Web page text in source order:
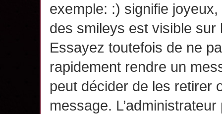
exemple: :) signifie
des smileys est visible
Essayez toutefois de ne
rapidement rendre un
peut décider de les retirer
message.